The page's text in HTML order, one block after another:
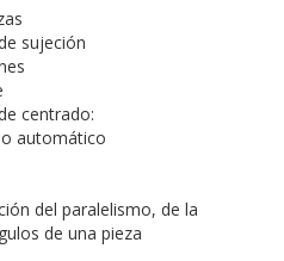
sujeción
centrado:
automático
del paralelismo, de la
de una pieza